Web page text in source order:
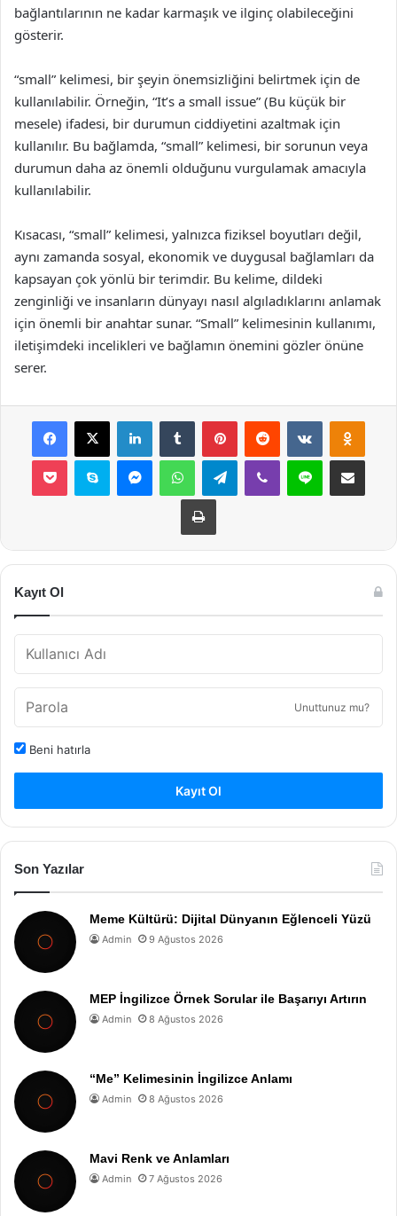
bağlantılarının ne kadar karmaşık ve ilginç olabileceğini
gösterir.
“small” kelimesi, bir şeyin önemsizliğini belirtmek için de
kullanılabilir. Örneğin, “It’s a small issue” (Bu küçük bir
mesele) ifadesi, bir durumun ciddiyetini azaltmak için
kullanılır. Bu bağlamda, “small” kelimesi, bir sorunun veya
durumun daha az önemli olduğunu vurgulamak amacıyla
kullanılabilir.
Kısacası, “small” kelimesi, yalnızca fiziksel boyutları değil,
aynı zamanda sosyal, ekonomik ve duygusal bağlamları da
kapsayan çok yönlü bir terimdir. Bu kelime, dildeki
zenginliği ve insanların dünyayı nasıl algıladıklarını anlamak
için önemli bir anahtar sunar. “Small” kelimesinin kullanımı,
iletişimdeki incelikleri ve bağlamın önemini gözler önüne
serer.
Facebook
X LinkedInTumblr PinterestReddit VKontakte
Pocket Skype MessengerWhatsAppTelegramViber Line E-Posta ile
Yazdır
Kayıt Ol
Unuttunuz mu?
Beni hatırla
Kayıt Ol
Son Yazılar
Meme Kültürü: Dijital Dünyanın Eğlenceli Yüzü
Admin 9 Ağustos 2026
MEP İngilizce Örnek Sorular ile Başarıyı Artırın
Admin 8 Ağustos 2026
“Me” Kelimesinin İngilizce Anlamı
Admin 8 Ağustos 2026
Mavi Renk ve Anlamları
Admin 7 Ağustos 2026